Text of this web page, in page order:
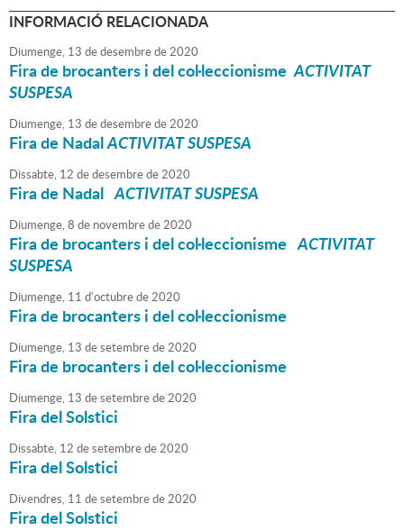
INFORMACIÓ RELACIONADA
Diumenge, 13 dedesembrede2020
Fira de brocanters i del col·leccionismeACTIVITAT
SUSPESA
Diumenge, 13 dedesembrede2020
Fira de NadalACTIVITAT SUSPESA
Dissabte, 12 dedesembrede2020
Fira de NadalACTIVITAT SUSPESA
Diumenge,8 de novembrede2020
Fira de brocanters i del col·leccionismeACTIVITAT
SUSPESA
Diumenge, 11 d'octubrede2020
Fira de brocanters i del col·leccionisme
Diumenge, 13 desetembrede2020
Fira de brocanters i del col·leccionisme
Diumenge, 13 desetembrede2020
Fira del Solstici
Dissabte, 12 desetembrede2020
Fira del Solstici
Divendres, 11 desetembrede2020
Fira del Solstici